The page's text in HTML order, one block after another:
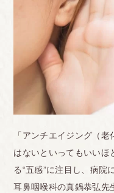
「アンチエイジング（
はないといってもいいほ
る“五感”に注目し、病院
耳鼻咽喉科の真鍋恭弘先